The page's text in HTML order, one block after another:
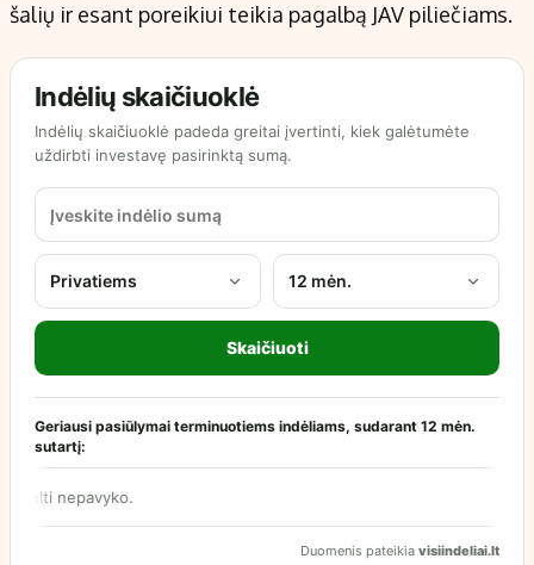
šalių ir esant poreikiui teikia pagalbą JAV piliečiams.